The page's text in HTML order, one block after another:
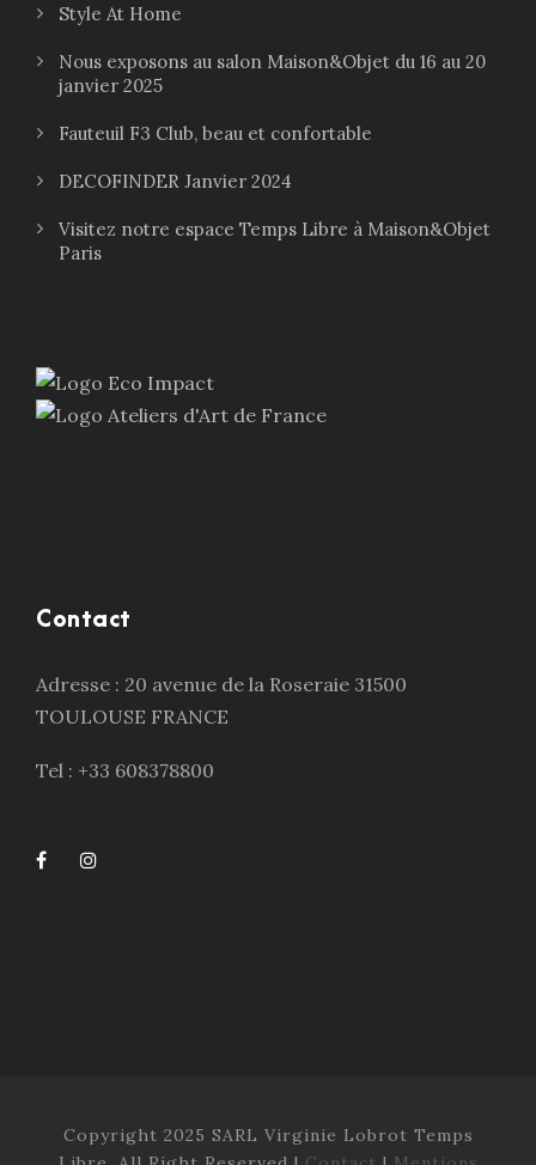
Style At Home
Nous exposons au salon Maison&Objet du 16 au 20
janvier 2025
Fauteuil F3 Club, beau et confortable
DECOFINDER Janvier 2024
Visitez notre espace Temps Libre à Maison&Objet
Paris
Contact
Adresse : 20 avenue de la Roseraie 31500
TOULOUSE FRANCE
Tel : +33 608378800
Copyright 2025 SARL Virginie Lobrot Temps